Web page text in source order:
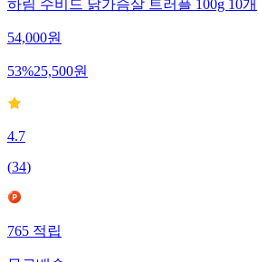
하림 수비드 닭가슴살 트러플 100g 10개
54,000원
53%25,500원
4.7
(34)
765적립